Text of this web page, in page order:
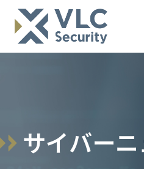
サイバーニ